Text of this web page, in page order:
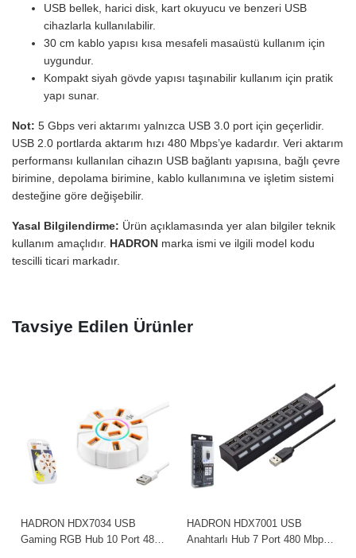
USB bellek, harici disk, kart okuyucu ve benzeri USB
cihazlarla kullanılabilir.
30 cm kablo yapısı kısa mesafeli masaüstü kullanım için
uygundur.
Kompakt siyah gövde yapısı taşınabilir kullanım için pratik
yapı sunar.
Not: 5 Gbps veri aktarımı yalnızca USB 3.0 port için geçerlidir.
USB 2.0 portlarda aktarım hızı 480 Mbps’ye kadardır. Veri aktarım
performansı kullanılan cihazın USB bağlantı yapısına, bağlı çevre
birimine, depolama birimine, kablo kullanımına ve işletim sistemi
desteğine göre değişebilir.
Yasal Bilgilendirme: Ürün açıklamasında yer alan bilgiler teknik
kullanım amaçlıdır. HADRON marka ismi ve ilgili model kodu
tescilli ticari markadır.
Tavsiye Edilen Ürünler
HADRON HDX7034 USB
Gaming RGB Hub 10 Port 480
HADRON HDX7001 USB
Anahtarlı Hub 7 Port 480 Mbps